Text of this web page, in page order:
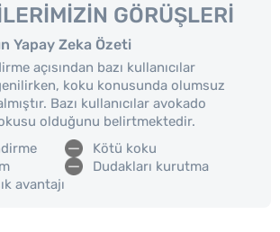
GÖRÜŞLERI
Yapay Zeka Özeti
açısından bazı kullanıcılar
koku konusunda olumsuz
Bazı kullanıcılar avokado
olduğunu belirtmektedir.
avantajı
Kötü koku
Dudakları kurutma